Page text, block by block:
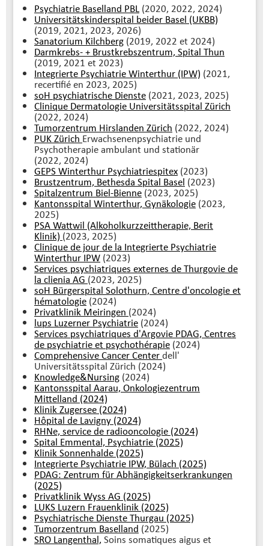
Psychiatrie Baselland PBL (2020, 2022, 2024)
Universitätskinderspital beider Basel (UKBB)
(2019, 2021, 2023, 2026)
Sanatorium Kilchberg (2019, 2022 et 2024)
Darmkrebs- + Brustkrebszentrum, Spital Thun
(2019, 2021 et 2023)
Integrierte Psychiatrie Winterthur (IPW) (2021,
recertifié en 2023, 2025)
soH psychiatrische Dienste (2021, 2023, 2025)
Clinique Dermatologie Universitätsspital Zürich
(2022, 2024)
Tumorzentrum Hirslanden Zürich (2022, 2024)
PUK Zürich Erwachsenenpsychiatrie und
Psychotherapie ambulant und stationär
(2022, 2024)
GEPS Winterthur Psychiatriespitex (2023)
Brustzentrum, Bethesda Spital Basel (2023)
Spitalzentrum Biel-Bienne (2023, 2025)
Kantonsspital Winterthur, Gynäkologie (2023,
2025)
PSA Wattwil (Alkoholkurzzeittherapie, Berit
Klinik) (2023, 2025)
Clinique de jour de la Integrierte Psychiatrie
Winterthur IPW (2023)
Services psychiatriques externes de Thurgovie de
la clienia AG (2023, 2025)
soH Bürgerspital Solothurn, Centre d'oncologie et
hématologie (2024)
Privatklinik Meiringen (2024)
lups Luzerner Psychiatrie (2024)
Services psychiatriques d'Argovie PDAG, Centres
de psychiatrie et psychothérapie (2024)
Comprehensive Cancer Centerdell'
Universitätsspital Zürich (2024)
Knowledge&Nursing (2024)
Kantonsspital Aarau, Onkologiezentrum
Mittelland (2024)
Klinik Zugersee (2024)
Hôpital de Lavigny (2024)
RHNe, service de radiooncologie (2024)
Spital Emmental, Psychiatrie (2025)
Klinik Sonnenhalde (2025)
Integrierte Psychiatrie IPW, Bülach (2025)
PDAG: Zentrum für Abhängigkeitserkrankungen
(2025)
Privatklinik Wyss AG (2025)
LUKS Luzern Frauenklinik (2025)
Psychiatrische Dienste Thurgau (2025)
Tumorzentrum Baselland (2025)
SRO Langenthal, Soins somatiques aigus et